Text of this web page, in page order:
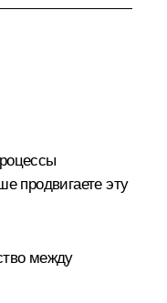
продвигаете эту
между